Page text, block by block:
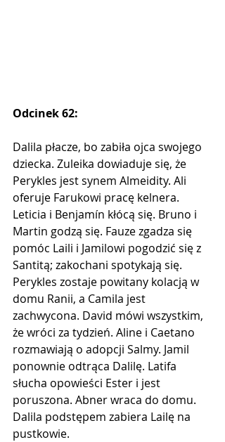
Odcinek 62:
Dalila płacze, bo zabiła ojca swojego
dziecka. Zuleika dowiaduje się, że
Perykles jest synem Almeidity. Ali
oferuje Farukowi pracę kelnera.
Leticia i Benjamín kłócą się. Bruno i
Martin godzą się. Fauze zgadza się
pomóc Laili i Jamilowi ​​pogodzić się z
Santitą; zakochani spotykają się.
Perykles zostaje powitany kolacją w
domu Ranii, a Camila jest
zachwycona. David mówi wszystkim,
że wróci za tydzień. Aline i Caetano
rozmawiają o adopcji Salmy. Jamil
ponownie odtrąca Dalilę. Latifa
słucha opowieści Ester i jest
poruszona. Abner wraca do domu.
Dalila podstępem zabiera Lailę na
pustkowie.